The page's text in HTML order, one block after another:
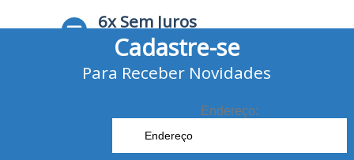
6x Sem Juros
no Cartão de Crédito
no Boleto Bancário e Pix
Cadastre-se
Para Receber Novidades
Endereço: